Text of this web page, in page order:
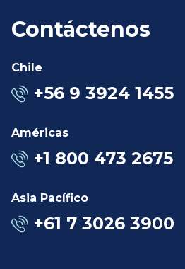
Contáctenos
Chile
+56 9 3924 1455
Américas
+1 800 473 2675
Asia Pacífico
+61 7 3026 3900